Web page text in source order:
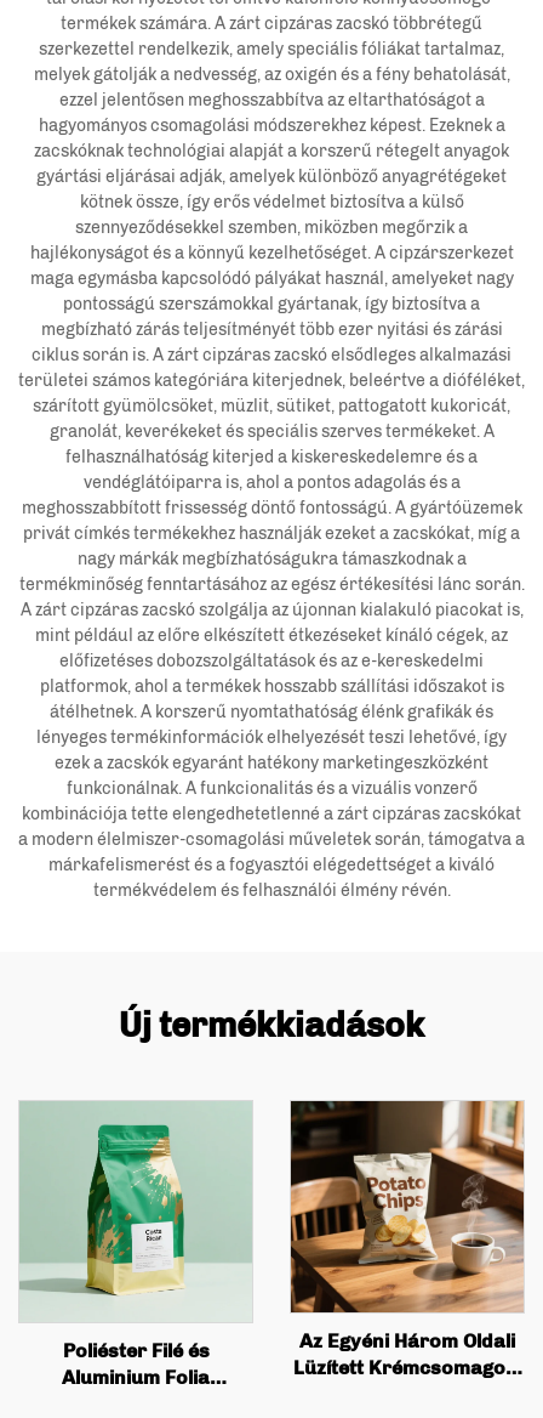
termékek számára. A zárt cipzáras zacskó többrétegű
szerkezettel rendelkezik, amely speciális fóliákat tartalmaz,
melyek gátolják a nedvesség, az oxigén és a fény behatolását,
ezzel jelentősen meghosszabbítva az eltarthatóságot a
hagyományos csomagolási módszerekhez képest. Ezeknek a
zacskóknak technológiai alapját a korszerű rétegelt anyagok
gyártási eljárásai adják, amelyek különböző anyagrétégeket
kötnek össze, így erős védelmet biztosítva a külső
szennyeződésekkel szemben, miközben megőrzik a
hajlékonyságot és a könnyű kezelhetőséget. A cipzárszerkezet
maga egymásba kapcsolódó pályákat használ, amelyeket nagy
pontosságú szerszámokkal gyártanak, így biztosítva a
megbízható zárás teljesítményét több ezer nyitási és zárási
ciklus során is. A zárt cipzáras zacskó elsődleges alkalmazási
területei számos kategóriára kiterjednek, beleértve a dióféléket,
szárított gyümölcsöket, müzlit, sütiket, pattogatott kukoricát,
granolát, keverékeket és speciális szerves termékeket. A
felhasználhatóság kiterjed a kiskereskedelemre és a
vendéglátóiparra is, ahol a pontos adagolás és a
meghosszabbított frissesség döntő fontosságú. A gyártóüzemek
privát címkés termékekhez használják ezeket a zacskókat, míg a
nagy márkák megbízhatóságukra támaszkodnak a
termékminőség fenntartásához az egész értékesítési lánc során.
A zárt cipzáras zacskó szolgálja az újonnan kialakuló piacokat is,
mint például az előre elkészített étkezéseket kínáló cégek, az
előfizetéses dobozszolgáltatások és az e-kereskedelmi
platformok, ahol a termékek hosszabb szállítási időszakot is
átélhetnek. A korszerű nyomtathatóság élénk grafikák és
lényeges termékinformációk elhelyezését teszi lehetővé, így
ezek a zacskók egyaránt hatékony marketingeszközként
funkcionálnak. A funkcionalitás és a vizuális vonzerő
kombinációja tette elengedhetetlenné a zárt cipzáras zacskókat
a modern élelmiszer-csomagolási műveletek során, támogatva a
márkafelismerést és a fogyasztói elégedettséget a kiváló
termékvédelem és felhasználói élmény révén.
Új termékkiadások
Poliéster Filé és
Aluminium Folia
Az Egyéni Három Oldali
Lüzített Krémcsomagoló